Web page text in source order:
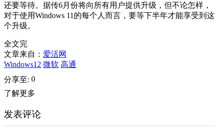
还要等待。据传6月份将向所有用户提供升级，但不论怎样，
对于使用Windows 11的每个人而言，要等下半年才能享受到这
个升级。
全文完
文章来自： 爱活网
Windows12 微软 高通
分享至: 0
了解更多
发表评论